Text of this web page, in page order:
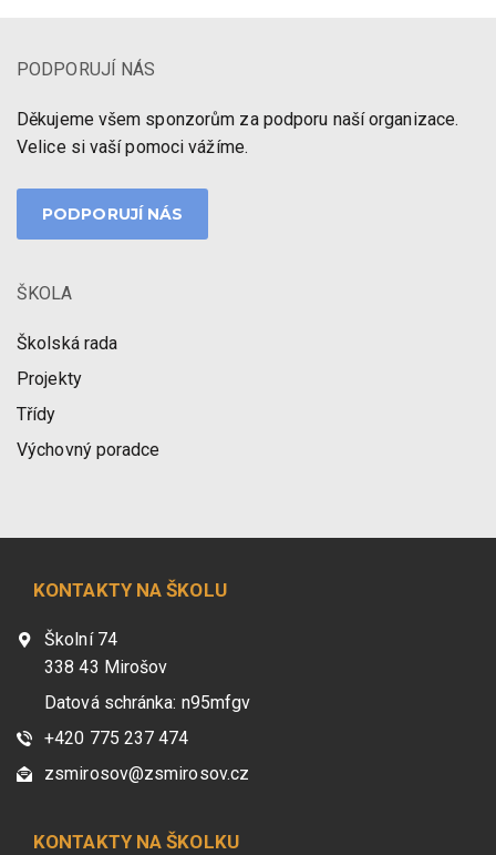
PODPORUJÍ NÁS
Děkujeme všem sponzorům za podporu naší organizace.
Velice si vaší pomoci vážíme.
PODPORUJÍ NÁS
ŠKOLA
Školská rada
Projekty
Třídy
Výchovný poradce
KONTAKTY NA ŠKOLU
Školní 74
338 43 Mirošov
Datová schránka: n95mfgv
+420 775 237 474
zsmirosov@zsmirosov.cz
KONTAKTY NA ŠKOLKU